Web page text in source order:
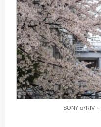
SONY α7RIV +